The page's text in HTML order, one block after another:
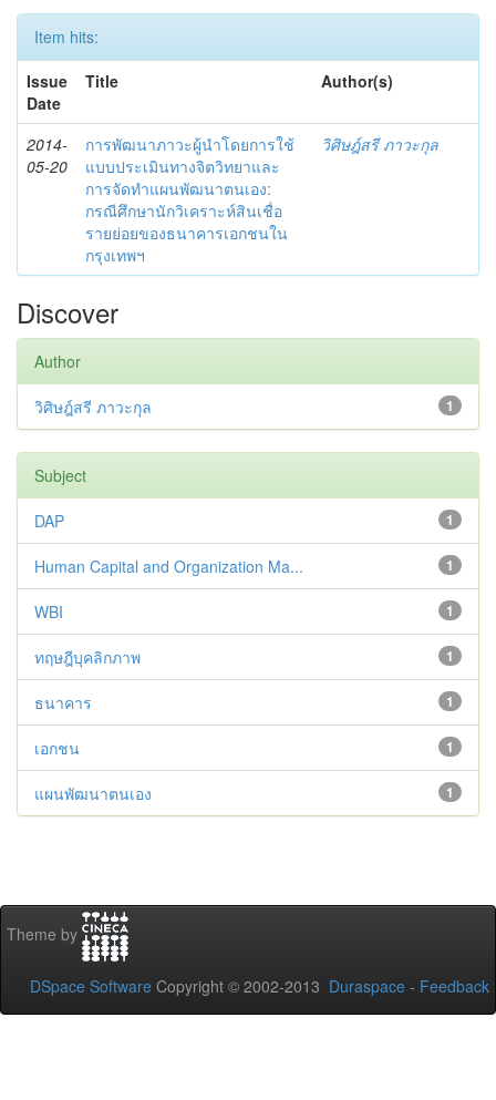
Item hits:
Issue
Date
Title Author(s)
2014-
05-20
การพัฒนาภาวะผู้นำโดยการใช้
แบบประเมินทางจิตวิทยาและ
การจัดทำแผนพัฒนาตนเอง:
กรณีศึกษานักวิเคราะห์สินเชื่อ
รายย่อยของธนาคารเอกชนใน
กรุงเทพฯ
วิศิษฎ์สรี ภาวะกุล
Discover
Author
1
วิศิษฎ์สรี ภาวะกุล
Subject
1
DAP
1
Human Capital and Organization Ma...
1
WBI
1
ทฤษฎีบุคลิกภาพ
1
ธนาคาร
1
เอกชน
1
แผนพัฒนาตนเอง
Theme by
DSpace Software Copyright © 2002-2013 Duraspace - Feedback